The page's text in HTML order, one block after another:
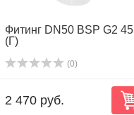
Фитинг DN50 BSP G2
(Г)
(0)
2 470 руб.